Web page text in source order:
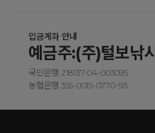
입금계좌 안내
예금주:(주)털보낚시
국민은행 218137-04-003095
농협은행 355-0015-0770-93